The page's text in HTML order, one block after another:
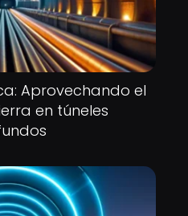
Aprovechando el
en túneles